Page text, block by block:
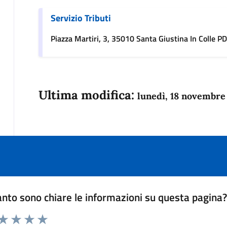
Servizio Tributi
Piazza Martiri, 3, 35010 Santa Giustina In Colle
Ultima modifica: lunedì, 18 novembre
sono chiare le informazioni su questa pagina?
1 a 5 stelle la pagina